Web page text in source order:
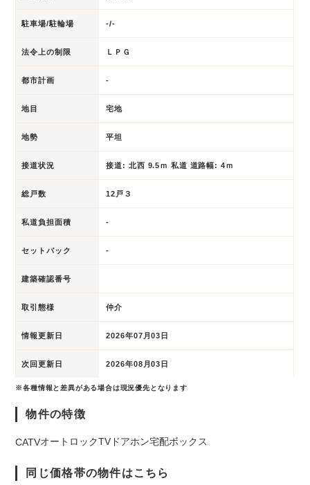
駐車場/駐輪場 -/-
法令上の制限 ＬＰＧ
都市計画 -
地目 宅地
地勢 平坦
接道状況 接道: 北西 9.5ｍ 私道 道路幅: 4ｍ
総戸数 12戸３
私道負担面積 -
セットバック -
建築確認番号
取引態様 仲介
情報更新日 2026年07月03日
次回更新日 2026年08月03日
※各種情報と差異がある場合は現況優先となります
物件の特徴
CATVオートロックTVドアホン宅配ボックス
同じ価格帯の物件はこちら